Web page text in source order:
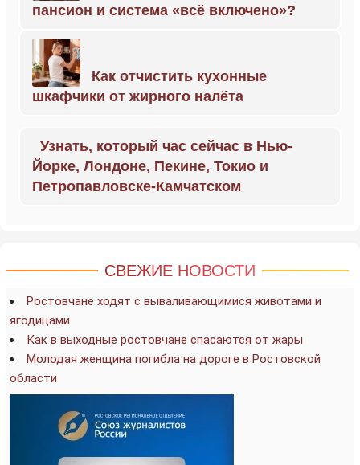
пансион и система «всё включено»?
Как отчистить кухонные
шкафчики от жирного налёта
Узнать, который час сейчас в Нью-
Йорке, Лондоне, Пекине, Токио и
Петропавловске-Камчатском
СВЕЖИЕ НОВОСТИ
Ростовчане ходят с вываливающимися животами и
ягодицами
Как в выходные ростовчане спасаются от жары
Молодая женщина погибла на дороге в Ростовской
области